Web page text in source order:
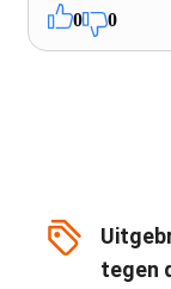
0 0
tegen